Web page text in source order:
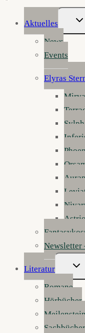
Aktuelles
News
Events
Elyras
Newsletter
Literatur
Romane
Hörbücher
Sachbücher